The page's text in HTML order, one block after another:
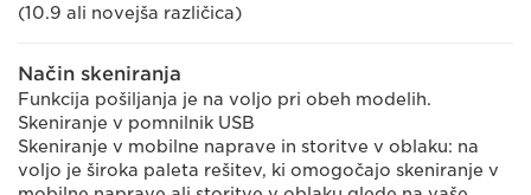
(10.9 ali novejša različica)
Način skeniranja
Funkcija pošiljanja je na voljo pri obeh modelih.
Skeniranje v pomnilnik USB
Skeniranje v mobilne naprave in storitve v oblaku: na
voljo je široka paleta rešitev, ki omogočajo skeniranje v